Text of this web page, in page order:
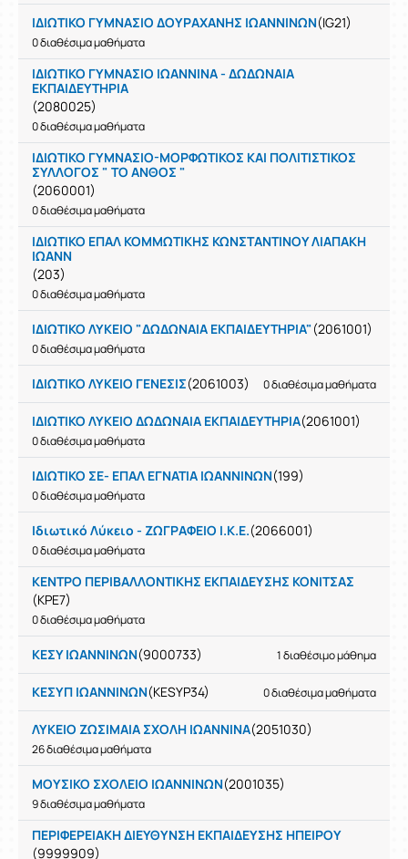
ΙΔΙΩΤΙΚΟ ΓΥΜΝΑΣΙΟ ΔΟΥΡΑΧΑΝΗΣ ΙΩΑΝΝΙΝΩΝ(IG21)
0 διαθέσιμα μαθήματα
ΙΔΙΩΤΙΚΟ ΓΥΜΝΑΣΙΟ ΙΩΑΝΝΙΝΑ - ΔΩΔΩΝΑΙΑ
ΕΚΠΑΙΔΕΥΤΗΡΙΑ
(2080025)
0 διαθέσιμα μαθήματα
ΙΔΙΩΤΙΚΟ ΓΥΜΝΑΣΙΟ-ΜΟΡΦΩΤΙΚΟΣ ΚΑΙ ΠΟΛΙΤΙΣΤΙΚΟΣ
ΣΥΛΛΟΓΟΣ " ΤΟ ΑΝΘΟΣ "
(2060001)
0 διαθέσιμα μαθήματα
ΙΔΙΩΤΙΚΟ ΕΠΑΛ ΚΟΜΜΩΤΙΚΗΣ ΚΩΝΣΤΑΝΤΙΝΟΥ ΛΙΑΠΑΚΗ
ΙΩΑΝΝ
(203)
0 διαθέσιμα μαθήματα
ΙΔΙΩΤΙΚΟ ΛΥΚΕΙΟ "ΔΩΔΩΝΑΙΑ ΕΚΠΑΙΔΕΥΤΗΡΙΑ"(2061001)
0 διαθέσιμα μαθήματα
ΙΔΙΩΤΙΚΟ ΛΥΚΕΙΟ ΓΕΝΕΣΙΣ(2061003) 0 διαθέσιμα μαθήματα
ΙΔΙΩΤΙΚΟ ΛΥΚΕΙΟ ΔΩΔΩΝΑΙΑ ΕΚΠΑΙΔΕΥΤΗΡΙΑ(2061001)
0 διαθέσιμα μαθήματα
ΙΔΙΩΤΙΚΟ ΣΕ- ΕΠΑΛ ΕΓΝΑΤΙΑ ΙΩΑΝΝΙΝΩΝ(199)
0 διαθέσιμα μαθήματα
Ιδιωτικό Λύκειο - ΖΩΓΡΑΦΕΙΟ Ι.Κ.Ε.(2066001)
0 διαθέσιμα μαθήματα
ΚΕΝΤΡΟ ΠΕΡΙΒΑΛΛΟΝΤΙΚΗΣ ΕΚΠΑΙΔΕΥΣΗΣ ΚΟΝΙΤΣΑΣ
(KPE7)
0 διαθέσιμα μαθήματα
ΚΕΣΥ ΙΩΑΝΝΙΝΩΝ(9000733) 1 διαθέσιμο μάθημα
ΚΕΣΥΠ ΙΩΑΝΝΙΝΩΝ(KESYP34) 0 διαθέσιμα μαθήματα
ΛΥΚΕΙΟ ΖΩΣΙΜΑΙΑ ΣΧΟΛΗ ΙΩΑΝΝΙΝΑ(2051030)
26 διαθέσιμα μαθήματα
ΜΟΥΣΙΚΟ ΣΧΟΛΕΙΟ ΙΩΑΝΝΙΝΩΝ(2001035)
9 διαθέσιμα μαθήματα
ΠΕΡΙΦΕΡΕΙΑΚΗ ΔΙΕΥΘΥΝΣΗ ΕΚΠΑΙΔΕΥΣΗΣ ΗΠΕΙΡΟΥ
(9999909)